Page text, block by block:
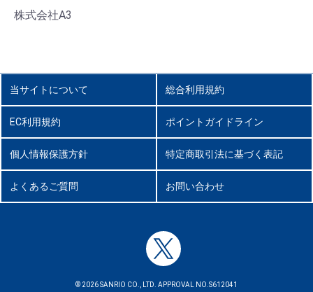
株式会社A3
当サイトについて 総合利用規約
EC利用規約 ポイントガイドライン
個人情報保護方針 特定商取引法に基づく表記
よくあるご質問 お問い合わせ
© 2026 SANRIO CO., LTD. APPROVAL NO.S612041